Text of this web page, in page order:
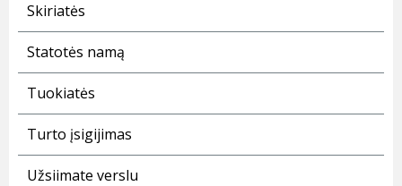
Skiriatės
Statotės namą
Tuokiatės
Turto įsigijimas
Užsiimate verslu